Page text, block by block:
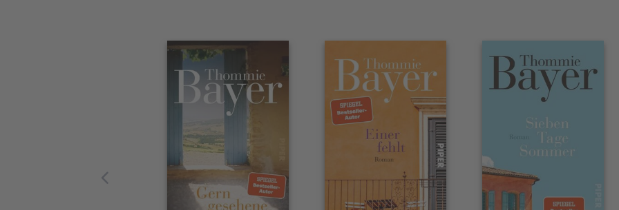
Interaktives
Slider-
Element